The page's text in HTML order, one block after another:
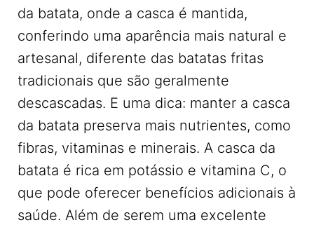
da batata, onde a casca é mantida,
conferindo uma aparência mais natural e
artesanal, diferente das batatas fritas
tradicionais que são geralmente
descascadas. E uma dica: manter a casca
da batata preserva mais nutrientes, como
fibras, vitaminas e minerais. A casca da
batata é rica em potássio e vitamina C, o
que pode oferecer benefícios adicionais à
saúde. Além de serem uma excelente